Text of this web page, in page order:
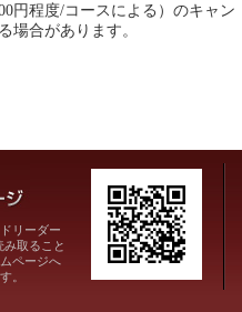
円程度/コースによる）のキャン
場合があります。
リーダー
み取ること
ページへ
。